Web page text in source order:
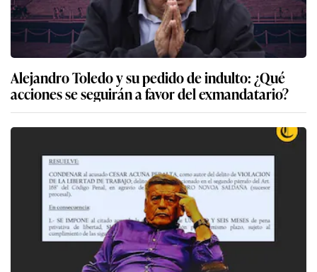
Alejandro Toledo y su pedido de indulto: ¿Qué
acciones se seguirán a favor del exmandatario?